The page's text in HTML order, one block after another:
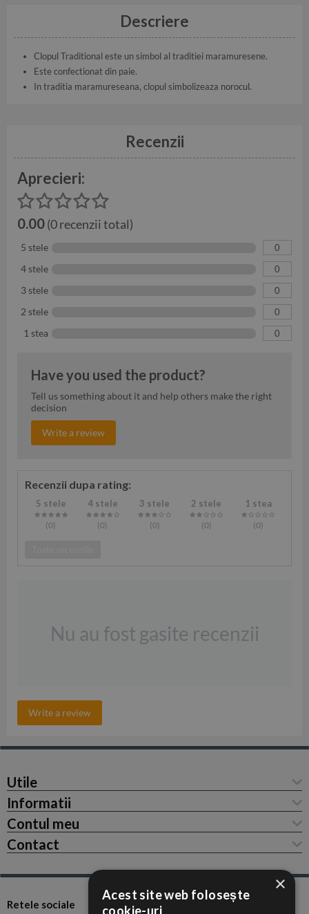
Descriere
Clopul Traditional este un simbol al traditiei maramuresene.
Este confectionat din paie.
In traditia maramureseana, clopul simbolizeaza norocul.
Recenzii
Aprecieri:
0.00(0 recenzii total)
5 stele 0
4 stele 0
3 stele 0
2 stele 0
1 stea 0
Have you used the product?
Tell us something about it and help others make the right
decision
Write a review
Recenzii dupa rating:
5 stele
(0)
4 stele
(0)
3 stele
(0)
2 stele
(0)
1 stea
(0)
Nu au fost gasite recenzii
Write a review
Utile
Informatii
Contul meu
Contact
Retele sociale
×
Acest site web folosește
cookie-uri